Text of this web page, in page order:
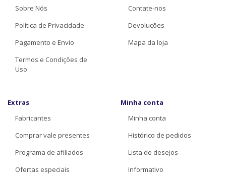
Sobre Nós
Política de Privacidade
Pagamento e Envio
Termos e Condições de
Uso
Contate-nos
Devoluções
Mapa da loja
Extras
Fabricantes
Comprar vale presentes
Programa de afiliados
Ofertas especiais
Minha conta
Minha conta
Histórico de pedidos
Lista de desejos
Informativo